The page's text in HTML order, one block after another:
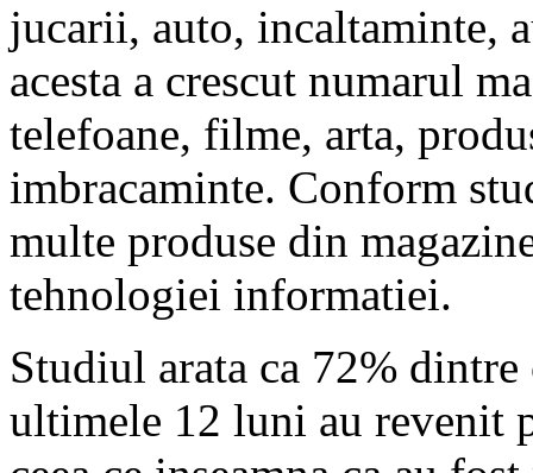
jucarii, auto, incaltaminte,
acesta a crescut numarul
telefoane, filme, arta,
imbracaminte. Conform
multe produse din
tehnologiei informatiei.
Studiul arata ca 72%
ultimele 12 luni au revenit